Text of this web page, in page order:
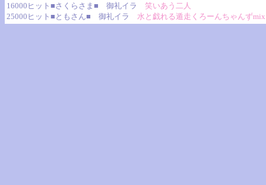
16000ヒット■さくらさま■ 御礼イラ 笑いあう二人
25000ヒット■ともさん■ 御礼イラ 水と戯れる遁走くろーんちゃんずmix